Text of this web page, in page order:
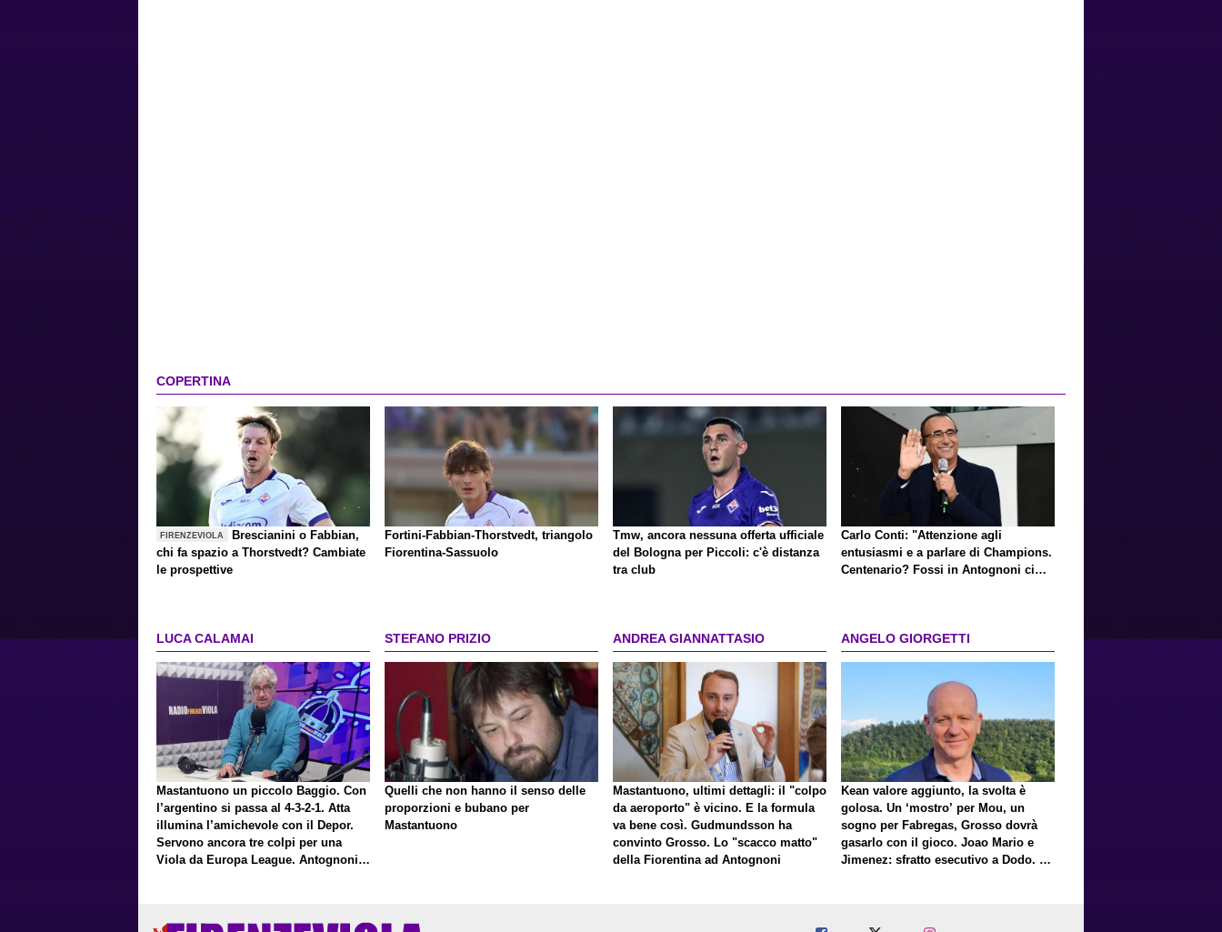
COPERTINA
FIRENZEVIOLA
Brescianini o Fabbian,
chi fa spazio a Thorstvedt? Cambiate
le prospettive
Fortini-Fabbian-Thorstvedt, triangolo
Fiorentina-Sassuolo
Tmw, ancora nessuna offerta ufficiale
del Bologna per Piccoli: c'è distanza
tra club
Carlo Conti: "Attenzione agli
entusiasmi e a parlare di Champions.
Centenario? Fossi in Antognoni ci
LUCA CALAMAI
Mastantuono un piccolo Baggio. Con
l’argentino si passa al 4-3-2-1. Atta
illumina l’amichevole con il Depor.
Servono ancora tre colpi per una
Viola da Europa League. Antognoni,
STEFANO PRIZIO
Quelli che non hanno il senso delle
proporzioni e bubano per
Mastantuono
ANDREA GIANNATTASIO
Mastantuono, ultimi dettagli: il "colpo
da aeroporto" è vicino. E la formula
va bene così. Gudmundsson ha
convinto Grosso. Lo "scacco matto"
della Fiorentina ad Antognoni
ANGELO GIORGETTI
Kean valore aggiunto, la svolta è
golosa. Un ‘mostro’ per Mou, un
sogno per Fabregas, Grosso dovrà
gasarlo con il gioco. Joao Mario e
Jimenez: sfratto esecutivo a Dodo. E